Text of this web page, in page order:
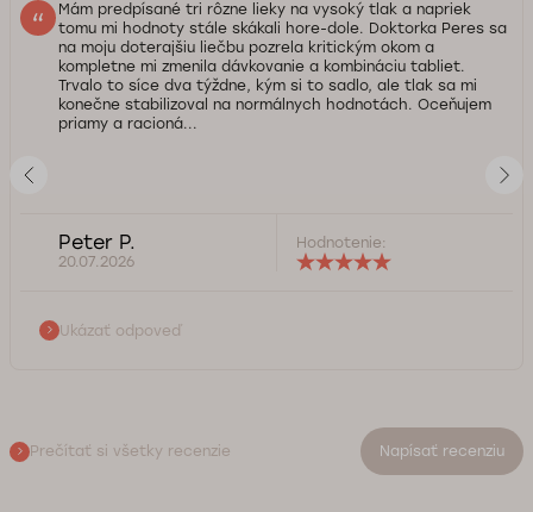
Mám predpísané tri rôzne lieky na vysoký tlak a napriek
tomu mi hodnoty stále skákali hore-dole. Doktorka Peres sa
na moju doterajšiu liečbu pozrela kritickým okom a
kompletne mi zmenila dávkovanie a kombináciu tabliet.
Trvalo to síce dva týždne, kým si to sadlo, ale tlak sa mi
konečne stabilizoval na normálnych hodnotách. Oceňujem
priamy a racioná...
Peter P.
20.07.2026
Hodnotenie:
Ukázať odpoveď
Prečítať si všetky recenzie Napísať recenziu